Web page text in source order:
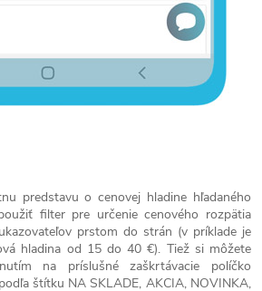
predstavu o cenovej hladine hľadaného
filter pre určenie cenového rozpätia
prstom do strán (v príklade je
hladina od 15 do 40 €). Tiež si môžete
na príslušné zaškrtávacie políčko
štítku NA SKLADE, AKCIA, NOVINKA,